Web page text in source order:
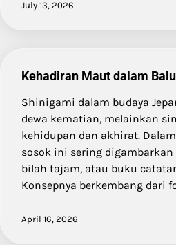
July 13, 2026
Kehadiran Maut dalam
Shinigami dalam budaya
dewa kematian, melainkan
kehidupan dan akhirat.
sosok ini sering
bilah tajam, atau buku
Konsepnya berkembang dari
April 16, 2026